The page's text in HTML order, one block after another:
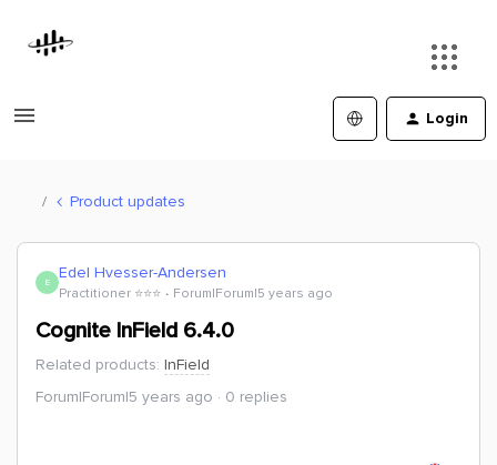
Login
Product updates
E Edel Hvesser-Andersen
Practitioner ⭐️⭐️⭐️ Forum|Forum|5 years ago
Cognite InField 6.4.0
Related products: InField
Forum|Forum|5 years ago
0 replies